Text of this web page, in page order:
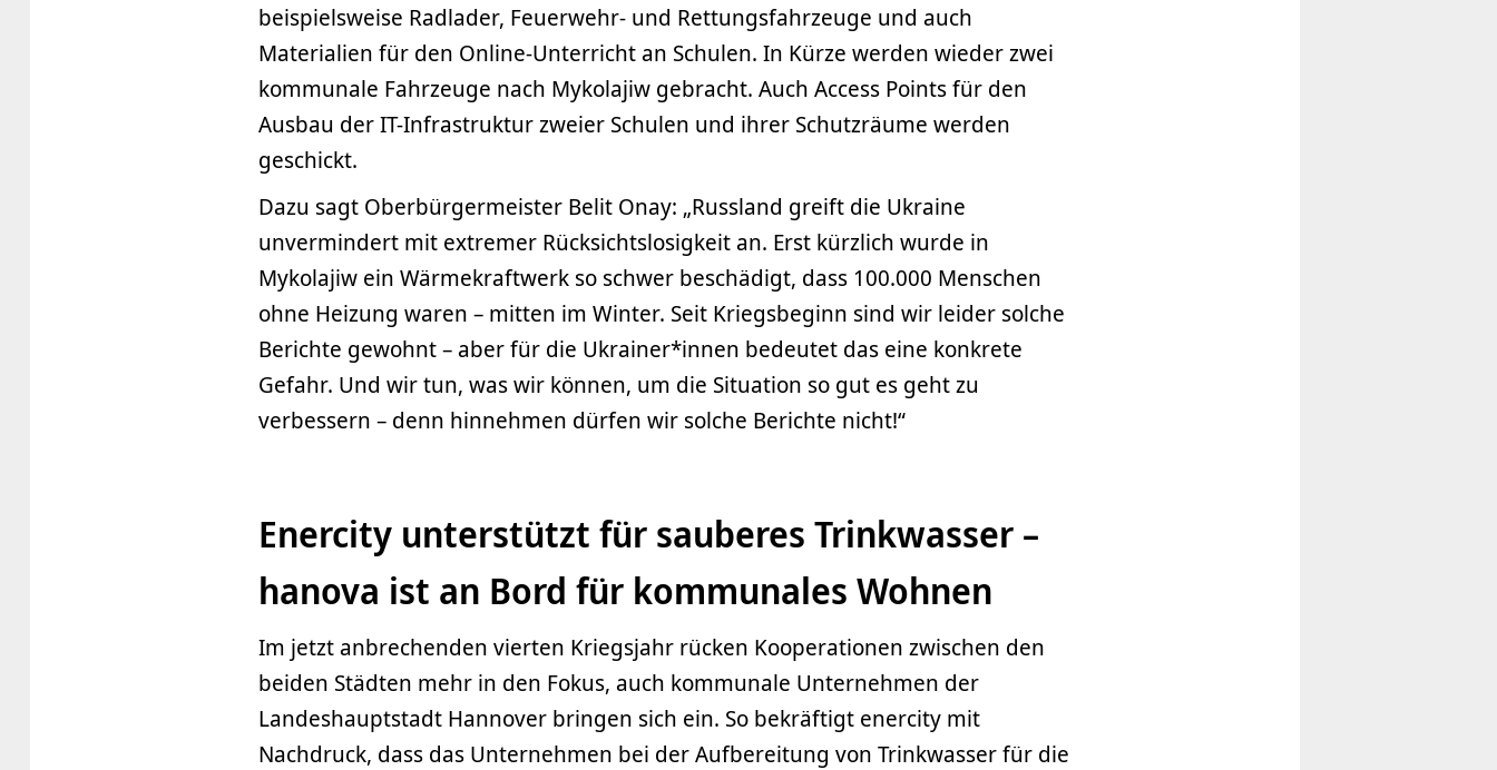
beispielsweise Radlader, Feuerwehr- und Rettungsfahrzeuge und auch
Materialien für den Online-Unterricht an Schulen. In Kürze werden wieder zwei
kommunale Fahrzeuge nach Mykolajiw gebracht. Auch Access Points für den
Ausbau der IT-Infrastruktur zweier Schulen und ihrer Schutzräume werden
geschickt.
Dazu sagt Oberbürgermeister Belit Onay: „Russland greift die Ukraine
unvermindert mit extremer Rücksichtslosigkeit an. Erst kürzlich wurde in
Mykolajiw ein Wärmekraftwerk so schwer beschädigt, dass 100.000 Menschen
ohne Heizung waren – mitten im Winter. Seit Kriegsbeginn sind wir leider solche
Berichte gewohnt – aber für die Ukrainer*innen bedeutet das eine konkrete
Gefahr. Und wir tun, was wir können, um die Situation so gut es geht zu
verbessern – denn hinnehmen dürfen wir solche Berichte nicht!“
Enercity unterstützt für sauberes Trinkwasser –
hanova ist an Bord für kommunales Wohnen
Im jetzt anbrechenden vierten Kriegsjahr rücken Kooperationen zwischen den
beiden Städten mehr in den Fokus, auch kommunale Unternehmen der
Landeshauptstadt Hannover bringen sich ein. So bekräftigt enercity mit
Nachdruck, dass das Unternehmen bei der Aufbereitung von Trinkwasser für die